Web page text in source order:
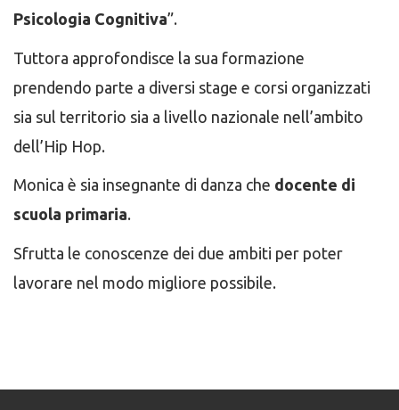
Psicologia Cognitiva”.
Tuttora approfondisce la sua formazione
prendendo parte a diversi stage e corsi organizzati
sia sul territorio sia a livello nazionale nell’ambito
dell’Hip Hop.
Monica è sia insegnante di danza che docente di
scuola primaria.
Sfrutta le conoscenze dei due ambiti per poter
lavorare nel modo migliore possibile.